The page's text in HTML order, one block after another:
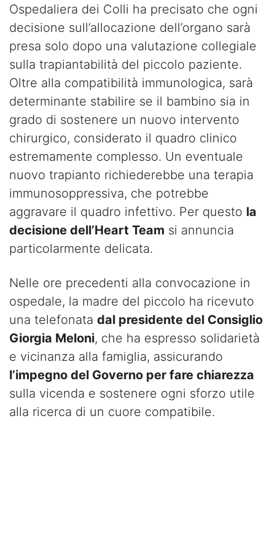
Ospedaliera dei Colli ha precisato che ogni
decisione sull’allocazione dell’organo sarà
presa solo dopo una valutazione collegiale
sulla trapiantabilità del piccolo paziente.
Oltre alla compatibilità immunologica, sarà
determinante stabilire se il bambino sia in
grado di sostenere un nuovo intervento
chirurgico, considerato il quadro clinico
estremamente complesso. Un eventuale
nuovo trapianto richiederebbe una terapia
immunosoppressiva, che potrebbe
aggravare il quadro infettivo. Per questo la
decisione dell’Heart Team si annuncia
particolarmente delicata.
Nelle ore precedenti alla convocazione in
ospedale, la madre del piccolo ha ricevuto
una telefonata dal presidente del Consiglio
Giorgia Meloni, che ha espresso solidarietà
e vicinanza alla famiglia, assicurando
l’impegno del Governo per fare chiarezza
sulla vicenda e sostenere ogni sforzo utile
alla ricerca di un cuore compatibile.